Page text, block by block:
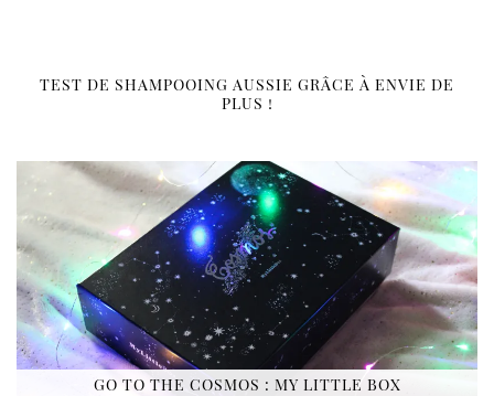
TEST DE SHAMPOOING AUSSIE GRÂCE À ENVIE DE
PLUS !
GO TO THE COSMOS : MY LITTLE BOX